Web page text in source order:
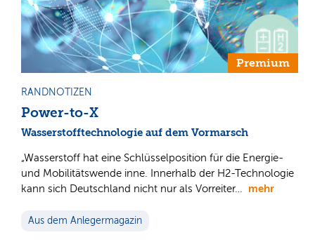
Premium
RANDNOTIZEN
Power-to-X
Wasserstofftechnologie auf dem Vormarsch
„Wasserstoff hat eine Schlüsselposition für die Energie-
und Mobilitätswende inne. Innerhalb der H2-Technologie
kann sich Deutschland nicht nur als Vorreiter… mehr
Aus dem Anlegermagazin